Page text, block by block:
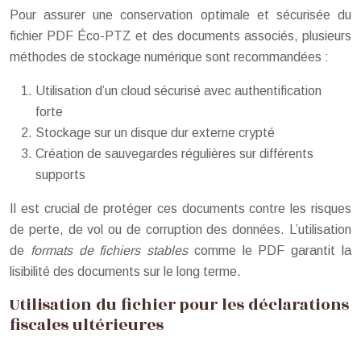
Pour assurer une conservation optimale et sécurisée du
fichier PDF Éco-PTZ et des documents associés, plusieurs
méthodes de stockage numérique sont recommandées :
Utilisation d’un cloud sécurisé avec authentification
forte
Stockage sur un disque dur externe crypté
Création de sauvegardes régulières sur différents
supports
Il est crucial de protéger ces documents contre les risques
de perte, de vol ou de corruption des données. L’utilisation
de formats de fichiers stables comme le PDF garantit la
lisibilité des documents sur le long terme.
Utilisation du fichier pour les déclarations
fiscales ultérieures